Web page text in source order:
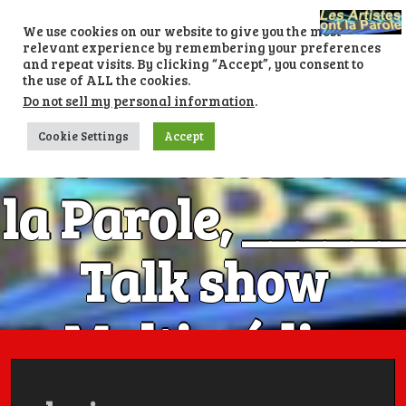
content
Les Artistes ont
la Parole, ______
Talk show
Multimédia
We use cookies on our website to give you the most
relevant experience by remembering your preferences
and repeat visits. By clicking “Accept”, you consent to
the use of ALL the cookies.
Do not sell my personal information.
Cookie Settings Accept